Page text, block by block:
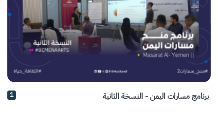
برنامج مسارات اليمن - النسخة الثانية 1